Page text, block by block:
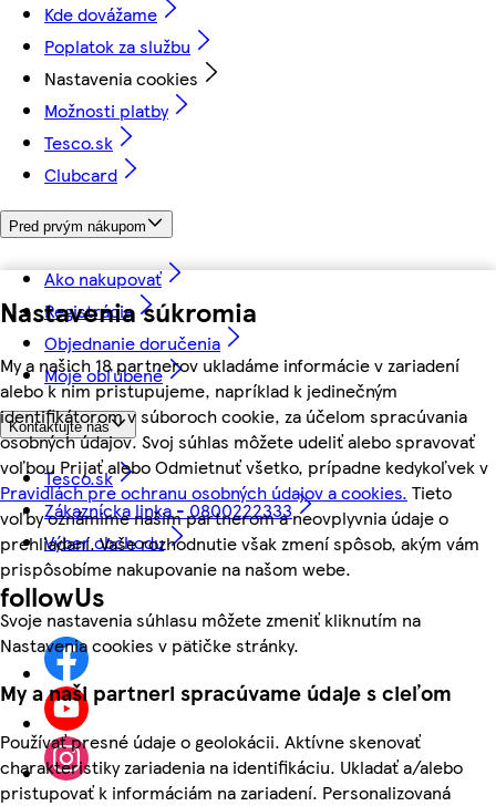
Nastavenia súkromia
My a našich 18 partnerov ukladáme informácie v zariadení
alebo k nim pristupujeme, napríklad k jedinečným
identifikátorom v súboroch cookie, za účelom spracúvania
osobných údajov. Svoj súhlas môžete udeliť alebo spravovať
voľbou Prijať alebo Odmietnuť všetko, prípadne kedykoľvek v
Pravidlách pre ochranu osobných údajov a cookies. Tieto
voľby oznámime našim partnerom a neovplyvnia údaje o
prehliadaní. Vaše rozhodnutie však zmení spôsob, akým vám
prispôsobíme nakupovanie na našom webe.
Svoje nastavenia súhlasu môžete zmeniť kliknutím na
Nastavenia cookies v pätičke stránky.
My a naši partneri spracúvame údaje s cieľom
Používať presné údaje o geolokácii. Aktívne skenovať
charakteristiky zariadenia na identifikáciu. Ukladať a/alebo
pristupovať k informáciám na zariadení. Personalizovaná
Kde dovážame
Poplatok za službu
Nastavenia cookies
Možnosti platby
Tesco.sk
Clubcard
Pred prvým nákupom
Ako nakupovať
Registrácia
Objednanie doručenia
Moje obľúbené
Kontaktujte nás
Tesco.sk
Zákaznícka linka - 0800222333
Výber obchodu
followUs